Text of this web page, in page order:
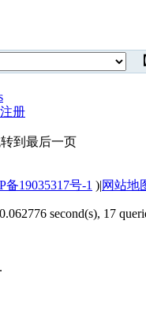
册
到最后一页
备19035317号-1 )|网站地
second(s), 17